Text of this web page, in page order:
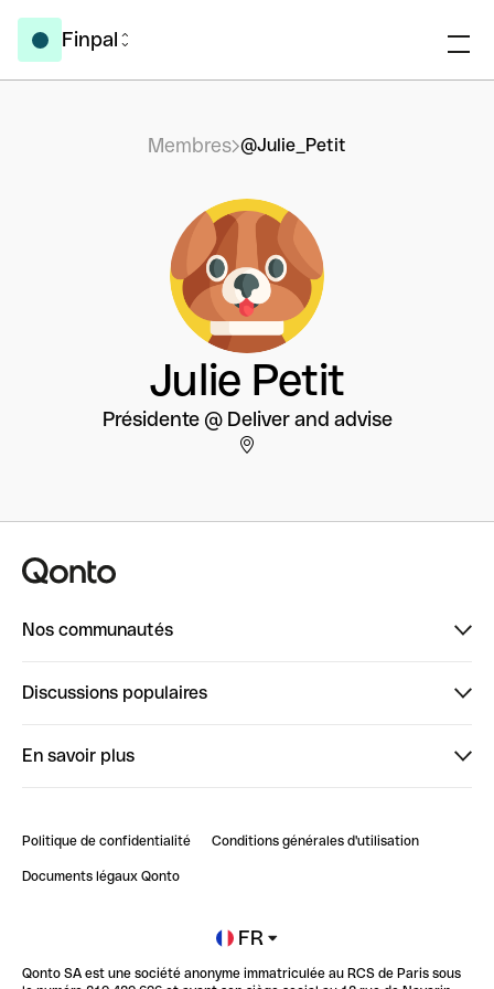
Finpal
Membres @Julie_Petit
Julie Petit
Présidente @ Deliver and advise
Nos communautés
ClubQonto
Discussions populaires
Impact de l'IA sur les carrières/productivité
En savoir plus
Blog
Newsroom
Glossaire finance
Politique de confidentialité Conditions générales d'utilisation
Documents légaux Qonto
FR
Qonto SA est une société anonyme immatriculée au RCS de Paris sous